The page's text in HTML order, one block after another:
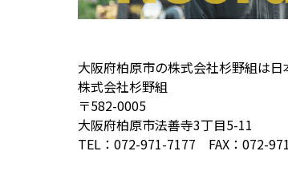
大阪府柏原市の株式会社杉野組は
株式会社杉野組
〒582-0005
大阪府柏原市法善寺3丁目5-11
TEL：072-971-7177 FAX：072-